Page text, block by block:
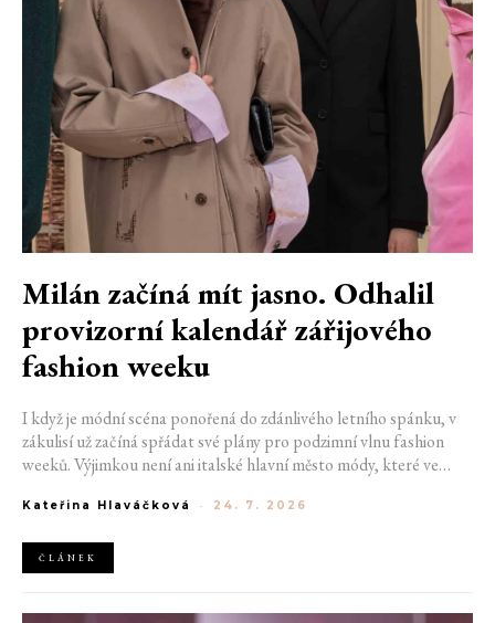
Milán začíná mít jasno. Odhalil
provizorní kalendář zářijového
fashion weeku
I když je módní scéna ponořená do zdánlivého letního spánku, v
zákulisí už začíná spřádat své plány pro podzimní vlnu fashion
weeků. Výjimkou není ani italské hlavní město módy, které ve
22. do 28. září přivítá tradiční jména, pozornost však zaměří
Moschino.
Kateřina Hlaváčková - 24. 7. 2026
ČLÁNEK